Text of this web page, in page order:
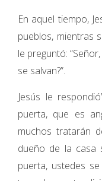
En aquel tiempo,
pueblos, mientras
le preguntó:
se salvan?”.
Jesús le
puerta, que es
muchos tratarán
dueño de la casa
puerta, ustedes